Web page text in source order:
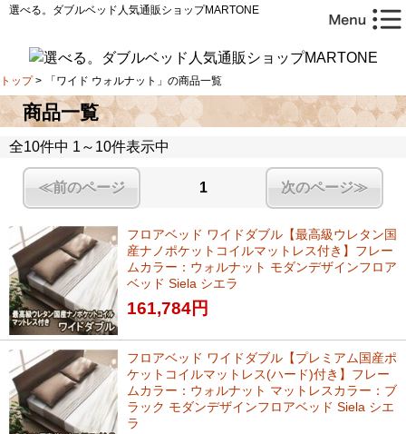
選べる。ダブルベッド人気通販ショップMARTONE
トップ > 「ワイド ウォルナット」の商品一覧
商品一覧
全10件中 1～10件表示中
≪前のページ 1 次のページ≫
フロアベッド ワイドダブル【最高級ウレタン国
産ナノポケットコイルマットレス付き】フレー
ムカラー：ウォルナット モダンデザインフロア
ベッド Siela シエラ
161,784円
フロアベッド ワイドダブル【プレミアム国産ポ
ケットコイルマットレス(ハード)付き】フレー
ムカラー：ウォルナット マットレスカラー：ブ
ラック モダンデザインフロアベッド Siela シエ
ラ